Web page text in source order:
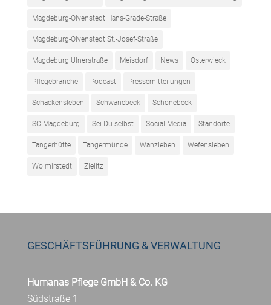
Magdeburg-Olvenstedt Hans-Grade-Straße
Magdeburg-Olvenstedt St.-Josef-Straße
Magdeburg Ulnerstraße Meisdorf News Osterwieck
Pflegebranche Podcast Pressemitteilungen
Schackensleben Schwanebeck Schönebeck
SC Magdeburg Sei Du selbst Social Media Standorte
Tangerhütte Tangermünde Wanzleben Wefensleben
Wolmirstedt Zielitz
GESCHÄFTSFÜHRUNG & VERWALTUNG
Humanas Pflege GmbH & Co. KG
Südstraße 1